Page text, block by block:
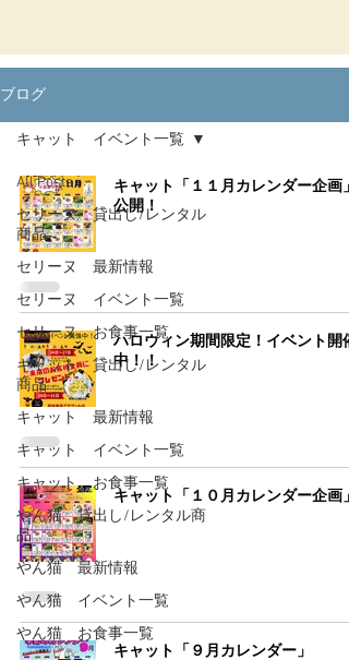
ブログ
All Posts
セリーヌ 貸出し/レンタル
商品
セリーヌ 最新情報
セリーヌ イベント一覧
セリーヌ お食事一覧
キャット 貸出し/レンタル
商品
キャット 最新情報
キャット イベント一覧
キャット お食事一覧
やん猫 貸出し/レンタル商
品
やん猫 最新情報
やん猫 イベント一覧
やん猫 お食事一覧
キャット イベント一覧
キャット「１１月カレンダー企画」
公開！
ハロウィン期間限定！イベント開催
中！！
キャット「１０月カレンダー企画」
キャット「９月カレンダー」